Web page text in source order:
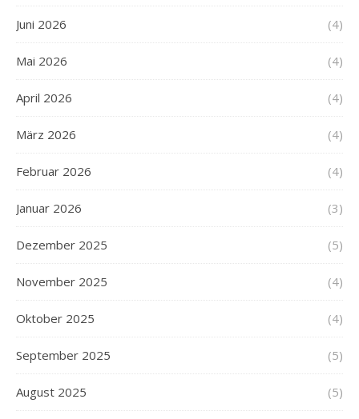
Juni 2026 (4)
Mai 2026 (4)
April 2026 (4)
März 2026 (4)
Februar 2026 (4)
Januar 2026 (3)
Dezember 2025 (5)
November 2025 (4)
Oktober 2025 (4)
September 2025 (5)
August 2025 (5)